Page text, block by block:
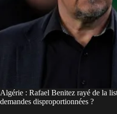
Algérie : Rafael Benitez rayé de la
demandes disproportionnées ?